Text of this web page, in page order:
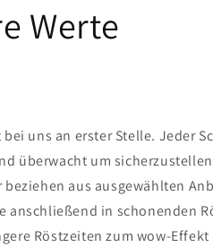
Werte
uns an erster Stelle. Jeder
überwacht um
beziehen aus ausgewählten
anschließend in schonenden
Röstzeiten zum wow-